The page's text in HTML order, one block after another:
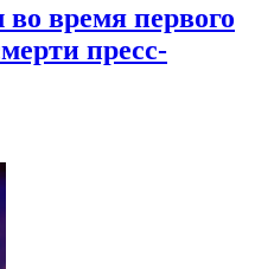
во время первого
пресс-